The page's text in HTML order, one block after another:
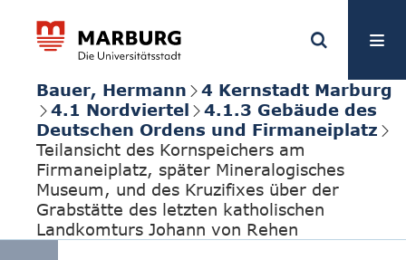
Bauer, Hermann
4 Kernstadt Marburg
4.1 Nordviertel
4.1.3 Gebäude des
Deutschen Ordens und Firmaneiplatz
Teilansicht des Kornspeichers am
Firmaneiplatz, später Mineralogisches
Museum, und des Kruzifixes über der
Grabstätte des letzten katholischen
Landkomturs Johann von Rehen